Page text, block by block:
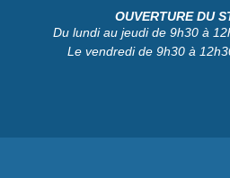
OUVERTURE DU
Du lundi au jeudi de 9h30 à
Le vendredi de 9h30 à